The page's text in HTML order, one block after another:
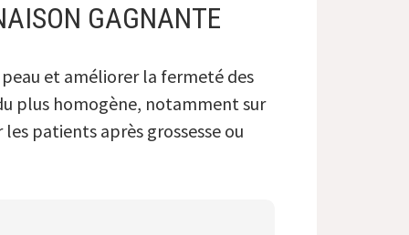
GAGNANTE
et améliorer la fermeté des
plus homogène, notamment sur
patients après grossesse ou